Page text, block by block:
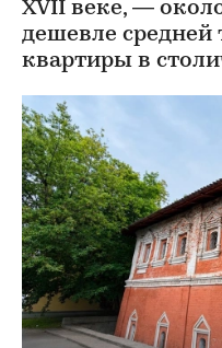
XVII веке, —
дешевле средней
квартиры в